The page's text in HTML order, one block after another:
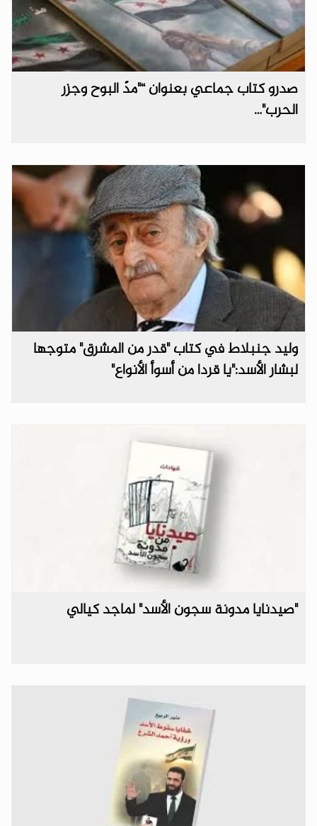
صدرو كتاب جماعي بعنوان “‎"مدّ البوح وجزر
الحرب"…
وليد جنبلاط في كتاب "قدر من المشرق" متوجها
لبشار الأسد:"يا قردا من أسوأ الأنواع"
"صيدنايا مدونة سجون الأسد" لماجد كيالي